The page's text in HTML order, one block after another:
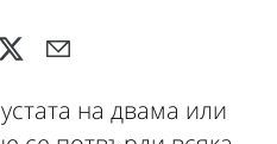
на двама или